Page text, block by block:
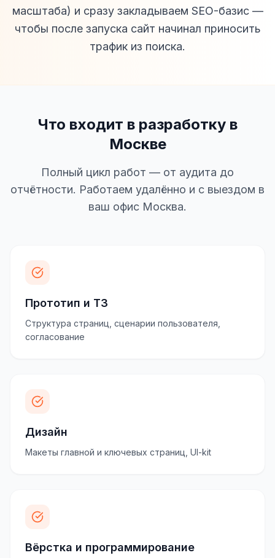
масштаба) и сразу закладываем SEO-базис —
чтобы после запуска сайт начинал приносить
трафик из поиска.
Что входит в разработку в
Москве
Полный цикл работ — от аудита до
отчётности. Работаем удалённо и с выездом в
ваш офис Москва.
Прототип и ТЗ
Структура страниц, сценарии пользователя,
согласование
Дизайн
Макеты главной и ключевых страниц, UI-kit
Вёрстка и программирование